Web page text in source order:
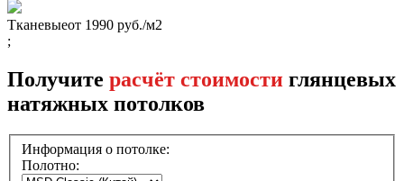
Тканевыеот 1990 руб./м2
;
Получите расчёт стоимости глянцевых
натяжных потолков
Информация о потолке:
Полотно: